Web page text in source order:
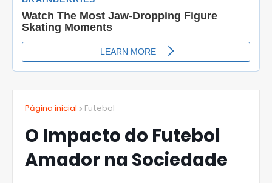
Página inicial Futebol
O Impacto do Futebol
Amador na Sociedade